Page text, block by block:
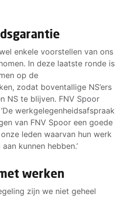
enkele voorstellen van ons
In deze laatste ronde is
op de
zodat boventallige NS’ers
NS te blijven. FNV Spoor
werkgelegenheidsafspraak
van FNV Spoor een goede
leden waarvan hun werk
kunnen hebben.’
werken
zijn we niet geheel